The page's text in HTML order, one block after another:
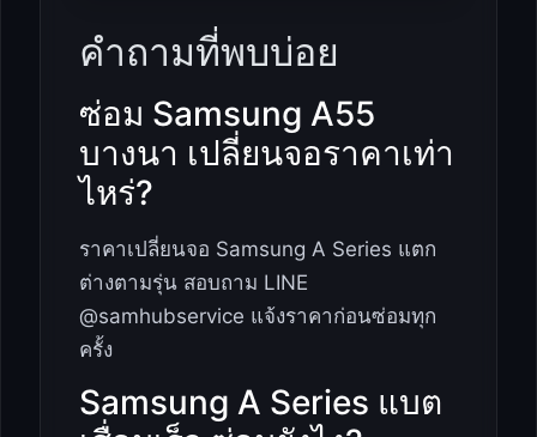
คำถามที่พบบ่อย
ซ่อม Samsung A55
บางนา เปลี่ยนจอราคาเท่า
ไหร่?
ราคาเปลี่ยนจอ Samsung A Series แตก
ต่างตามรุ่น สอบถาม LINE
@samhubservice แจ้งราคาก่อนซ่อมทุก
ครั้ง
Samsung A Series แบต